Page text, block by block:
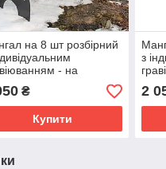
на 8 шт розбірний
- на
мм
₴
Купити
з
–
2